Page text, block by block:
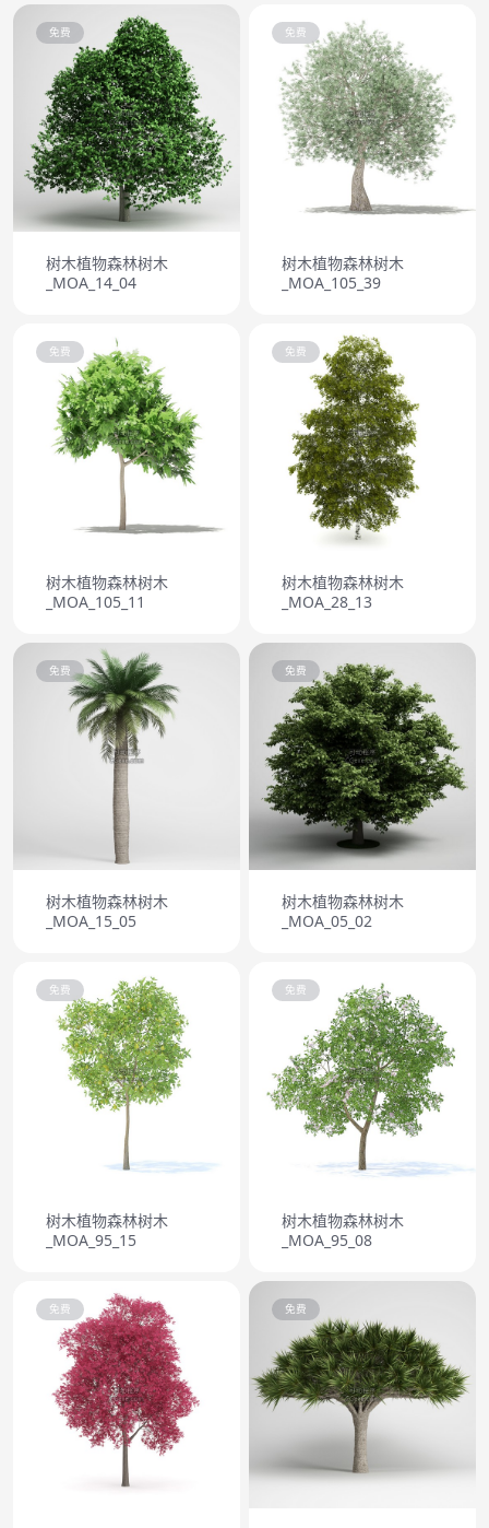
免费
树木植物森林树木
_MOA_14_04
免费
树木植物森林树木
_MOA_105_39
免费
树木植物森林树木
_MOA_105_11
免费
树木植物森林树木
_MOA_28_13
免费
树木植物森林树木
_MOA_15_05
免费
树木植物森林树木
_MOA_05_02
免费
树木植物森林树木
_MOA_95_15
免费
树木植物森林树木
_MOA_95_08
免费 免费